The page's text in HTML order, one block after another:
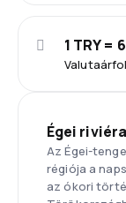
1 TRY =
Égei riviéra
Az Égei-
régiója a
az ókori